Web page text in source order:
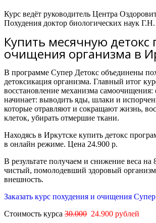
Курс ведёт руководитель Центра
Похудения доктор биологических наук
Купить месячную детокс
очищения организма в
В программе Супер Детокс объединены
детоксикация организма. Главный итог
восстановление механизма самоочищения:
начинает: выводить яды, шлаки и
которые отравляют и сокращают жизнь,
клеток, убирать отмершие ткани.
Находясь в Иркутске купить детокс
в онлайн режиме. Цена 24.900 р.
В результате получаем и снижение веса на
чистый, помолодевший здоровый
внешность.
Заказать курс похудения и очищения
Стоимость курса 30.000 24.900 рублей